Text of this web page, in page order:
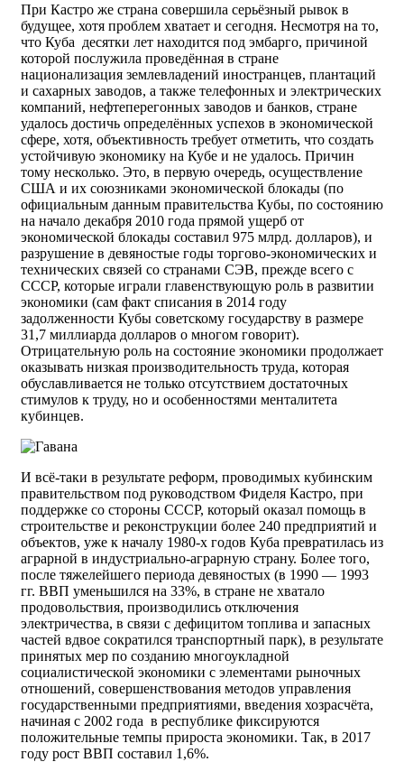
При Кастро же страна совершила серьёзный рывок в
будущее, хотя проблем хватает и сегодня. Несмотря на то,
что Куба десятки лет находится под эмбарго, причиной
которой послужила проведённая в стране
национализация землевладений иностранцев, плантаций
и сахарных заводов, а также телефонных и электрических
компаний, нефтеперегонных заводов и банков, стране
удалось достичь определённых успехов в экономической
сфере, хотя, объективность требует отметить, что создать
устойчивую экономику на Кубе и не удалось. Причин
тому несколько. Это, в первую очередь, осуществление
США и их союзниками экономической блокады (по
официальным данным правительства Кубы, по состоянию
на начало декабря 2010 года прямой ущерб от
экономической блокады составил 975 млрд. долларов), и
разрушение в девяностые годы торгово-экономических и
технических связей со странами СЭВ, прежде всего с
СССР, которые играли главенствующую роль в развитии
экономики (сам факт списания в 2014 году
задолженности Кубы советскому государству в размере
31,7 миллиарда долларов о многом говорит).
Отрицательную роль на состояние экономики продолжает
оказывать низкая производительность труда, которая
обуславливается не только отсутствием достаточных
стимулов к труду, но и особенностями менталитета
кубинцев.
И всё-таки в результате реформ, проводимых кубинским
правительством под руководством Фиделя Кастро, при
поддержке со стороны СССР, который оказал помощь в
строительстве и реконструкции более 240 предприятий и
объектов, уже к началу 1980-х годов Куба превратилась из
аграрной в индустриально-аграрную страну. Более того,
после тяжелейшего периода девяностых (в 1990 — 1993
гг. ВВП уменьшился на 33%, в стране не хватало
продовольствия, производились отключения
электричества, в связи с дефицитом топлива и запасных
частей вдвое сократился транспортный парк), в результате
принятых мер по созданию многоукладной
социалистической экономики с элементами рыночных
отношений, совершенствования методов управления
государственными предприятиями, введения хозрасчёта,
начиная с 2002 года в республике фиксируются
положительные темпы прироста экономики. Так, в 2017
году рост ВВП составил 1,6%.